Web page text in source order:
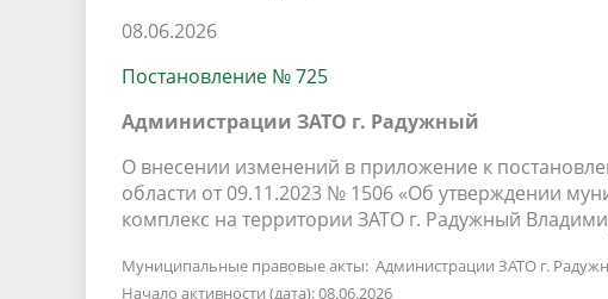
08.06.2026
Постановление № 725
Администрации ЗАТО г. Радужный
О внесении изменений в приложение к
области от 09.11.2023 № 1506 «Об утверждении
комплекс на территории ЗАТО г. Радужный
Муниципальные правовые акты: Администрации ЗАТО г.
Начало активности (дата): 08.06.2026